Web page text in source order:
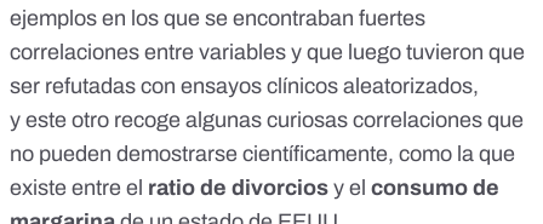
ejemplos en los que se encontraban fuertes
correlaciones entre variables y que luego tuvieron que
ser refutadas con ensayos clínicos aleatorizados,
y este otro recoge algunas curiosas correlaciones que
no pueden demostrarse científicamente, como la que
existe entre el ratio de divorcios y el consumo de